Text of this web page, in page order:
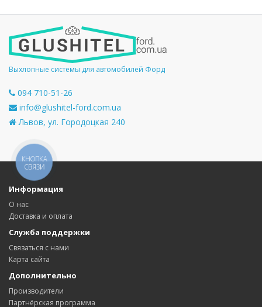
Выхлопные системы для автомобилей Форд
094 710-51-26
info@glushitel-ford.com.ua
Львов, ул. Городоцкая 240
Информация
О нас
Доставка и оплата
Служба поддержки
Связаться с нами
Карта сайта
Дополнительно
Производители
Партнёрская программа
КНОПКА
СВЯЗИ